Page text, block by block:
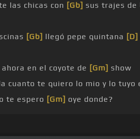
las chicas con [Gb] sus trajes de
[Gb] llegó pepe quintana [D]
en el coyote de [Gm] show
cuanto te quiero lo mio y lo tuyo
te espero [Gm] oye donde?